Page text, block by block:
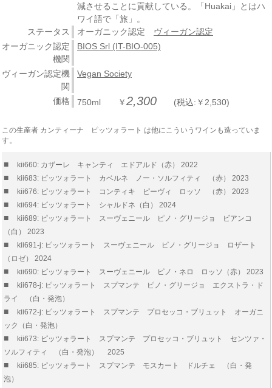
減させることに貢献している。「Huakai」とはハ
ワイ語で「旅」。
ステータス
オーガニック認定 ヴィーガン認定
オーガニック認定
機関
BIOS Srl (IT-BIO-005)
ヴィーガン認定機
関
Vegan Society
価格 750ml ￥2,300 (税込:￥2,530)
この生産者 カンティーナ ピッツォラート は他にこういうワインも造っていま
す。
■ kii660: カザーレ キャンティ エドアルド（赤） 2022
■ kii683: ピッツォラート カベルネ ノー・ソルフィティ （赤） 2023
■ kii676: ピッツォラート コンティキ ピーヴィ ロッソ （赤） 2023
■ kii694: ピッツォラート シャルドネ（白） 2024
■
kii689: ピッツォラート スーヴェニール ピノ・グリージョ ビアンコ
（白） 2023
■
kii691-j: ピッツォラート スーヴェニール ピノ・グリージョ ロザート
（ロゼ） 2024
■ kii690: ピッツォラート スーヴェニール ピノ・ネロ ロッソ（赤） 2023
■
kii678-j: ピッツォラート スプマンテ ピノ・グリージョ エクストラ・ド
ライ （白・発泡）
■
kii672-j: ピッツォラート スプマンテ プロセッコ・ブリュット オーガニ
ック（白・発泡）
■
kii673: ピッツォラート スプマンテ プロセッコ・ブリュット センツァ・
ソルフィティ （白・発泡） 2025
■
kii685: ピッツォラート スプマンテ モスカート ドルチェ （白・発
泡）